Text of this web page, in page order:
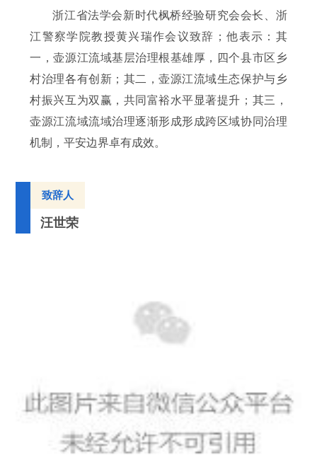
浙江省法学会新时代枫桥经验研究会会长、浙
江警察学院教授黄兴瑞作会议致辞；他表示：其
一，壶源江流域基层治理根基雄厚，四个县市区乡
村治理各有创新；其二，壶源江流域生态保护与乡
村振兴互为双赢，共同富裕水平显著提升；其三，
壶源江流域流域治理逐渐形成形成跨区域协同治理
机制，平安边界卓有成效。
致辞人
汪世荣